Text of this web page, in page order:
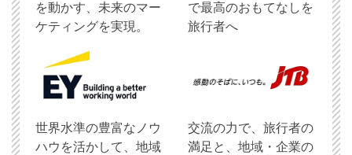
を動かす、未来のマー
ケティングを実現。
で最高のおもてなしを
旅行者へ
世界水準の豊富なノウ
ハウを活かして、地域
交流の力で、旅行者の
満足と、地域・企業の